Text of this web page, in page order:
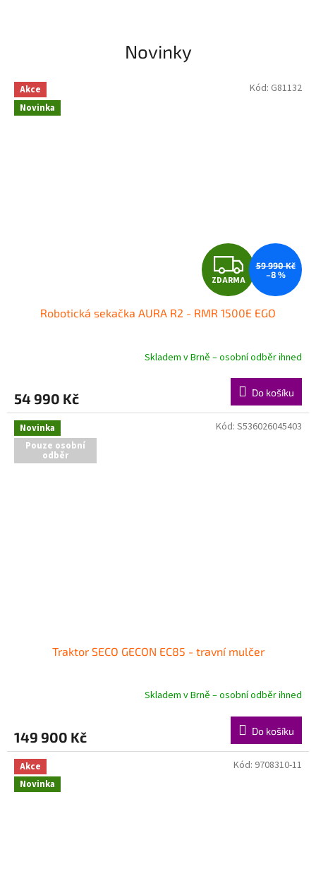
Novinky
Akce
Novinka
Z
D
A
R
M
A
ZDARMA
59 990 Kč
–8 %
Robotická sekačka AURA R2 - RMR 1500E EGO
Skladem v Brně – osobní odběr ihned
54 990 Kč Do košíku
Kód: G81132
Novinka
Pouze osobní
odběr
Traktor SECO GECON EC85 - travní mulčer
Skladem v Brně – osobní odběr ihned
149 900 Kč Do košíku
Kód: S536026045403
Akce
Novinka
Kód: 9708310-11